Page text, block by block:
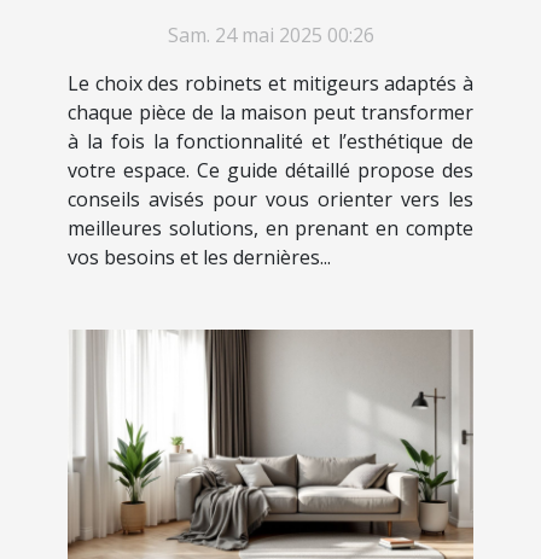
Sam. 24 mai 2025 00:26
Le choix des robinets et mitigeurs adaptés à
chaque pièce de la maison peut transformer
à la fois la fonctionnalité et l’esthétique de
votre espace. Ce guide détaillé propose des
conseils avisés pour vous orienter vers les
meilleures solutions, en prenant en compte
vos besoins et les dernières...